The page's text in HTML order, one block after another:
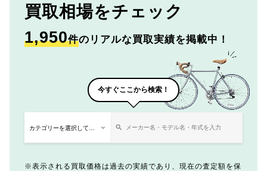
買取相場をチェック
1,950件のリアルな買取実績を掲載中！
今すぐここから検索！
表示される買取価格は過去の実績であり、現在の査定額を保